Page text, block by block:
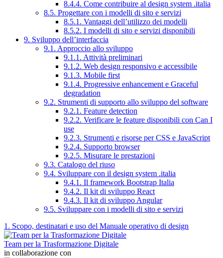
8.4.4. Come contribuire al design system .italia
8.5. Progettare con i modelli di sito e servizi
8.5.1. Vantaggi dell’utilizzo dei modelli
8.5.2. I modelli di sito e servizi disponibili
9. Sviluppo dell’interfaccia
9.1. Approccio allo sviluppo
9.1.1. Attività preliminari
9.1.2. Web design responsivo e accessibile
9.1.3. Mobile first
9.1.4. Progressive enhancement e Graceful
degradation
9.2. Strumenti di supporto allo sviluppo del software
9.2.1. Feature detection
9.2.2. Verificare le feature disponibili con Can I
use
9.2.3. Strumenti e risorse per CSS e JavaScript
9.2.4. Supporto browser
9.2.5. Misurare le prestazioni
9.3. Catalogo del riuso
9.4. Sviluppare con il design system .italia
9.4.1. Il framework Bootstrap Italia
9.4.2. Il kit di sviluppo React
9.4.3. Il kit di sviluppo Angular
9.5. Sviluppare con i modelli di sito e servizi
1. Scopo, destinatari e uso del Manuale operativo di design
Team per la Trasformazione Digitale
in collaborazione con